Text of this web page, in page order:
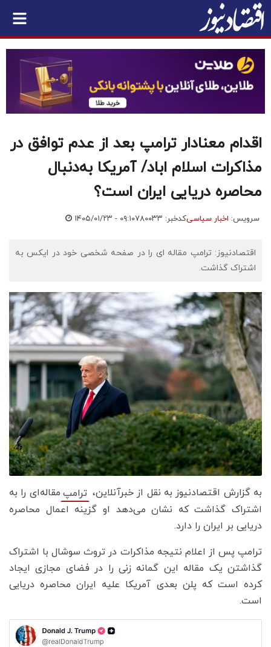
اقدام معنادار ترامپ بعد از عدم توافق در
مذاکرات اسلام اباد/ آمریکا به‌دنبال
محاصره دریایی ایران است؟
سرویس: اخبار سیاسیکدخبر: ۷۸۰۰۳۳ ۱۴۰۵/۰۱/۲۳ - ۰۹:۱۰
اقتصادنیوز: ترامپ مقاله ای را در صفحه شخصی خود در ایکس به
اشتراک گذاشت.
به گزارش اقتصادنیوز به نقل از خبرآنلاین، ترامپ مقاله‌ای را به
اشتراک گذاشت که نشان می‌دهد او گزینه اعمال محاصره
دریایی بر ایران را دارد.
ترامپ پس از اعلام نتیجه مذاکرات در تروث سوشال با اشتراک
گذاشتن یک مقاله این گمانه زنی را در فضای مجازی ایجاد
کرده است که پلن بعدی آمریکا علیه ایران محاصره دریایی
است.